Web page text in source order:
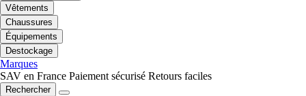
Vêtements
Chaussures
Équipements
Destockage
Marques
SAV en France Paiement sécurisé Retours faciles
Rechercher